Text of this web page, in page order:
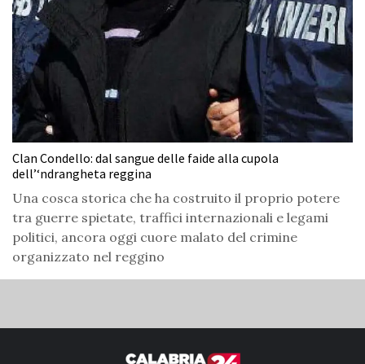
Clan Condello: dal sangue delle faide alla cupola
dell’‘ndrangheta reggina
Una cosca storica che ha costruito il proprio potere
tra guerre spietate, traffici internazionali e legami
politici, ancora oggi cuore malato del crimine
organizzato nel reggino